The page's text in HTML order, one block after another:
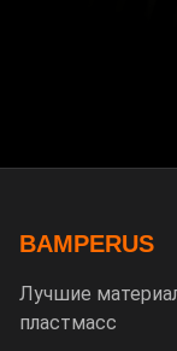
BAMPERUS
Лучшие
пластмасс